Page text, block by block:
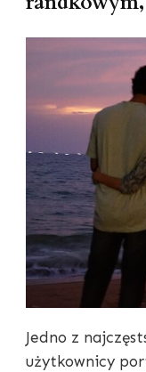
Jedno z
użytkownicy